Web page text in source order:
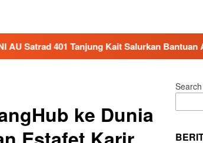
Salurkan Bantuan Air Bersih untuk Warga
ke Dunia
Search